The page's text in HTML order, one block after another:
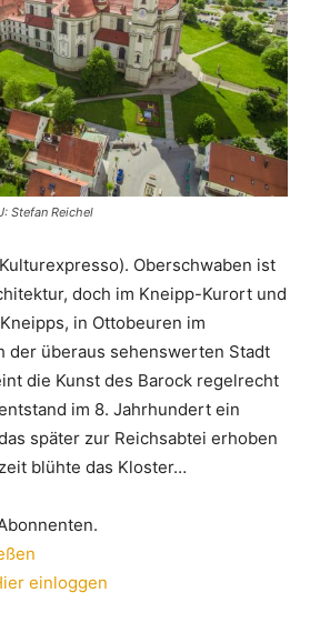
Stefan Reichel
Oberschwaben ist
doch im Kneipp-Kurort und
in Ottobeuren im
der überaus sehenswerten Stadt
die Kunst des Barock regelrecht
im 8. Jahrhundert ein
später zur Reichsabtei erhoben
blühte das Kloster…
einloggen